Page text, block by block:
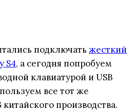
подключать жесткий
S4, а сегодня попробуем
клавиатурой и USB
все тот же
производства.